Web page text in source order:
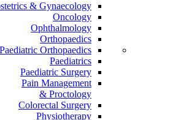
& Gynaecology
Oncology
Ophthalmology
Orthopaedics
Paediatric Orthopaedics
Paediatrics
Paediatric Surgery
Pain Management
Proctology &
Colorectal Surgery
Physiotherapy